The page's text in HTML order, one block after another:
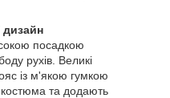
дизайн
посадкою
рухів. Великі
із м'якою гумкою
та додають